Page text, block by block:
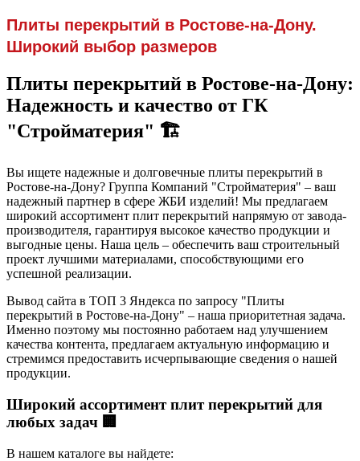
Плиты перекрытий в Ростове-на-Дону.
Широкий выбор размеров
Плиты перекрытий в Ростове-на-Дону:
Надежность и качество от ГК
"Стройматерия" 🏗️
Вы ищете надежные и долговечные плиты перекрытий в
Ростове-на-Дону? Группа Компаний "Стройматерия" – ваш
надежный партнер в сфере ЖБИ изделий! Мы предлагаем
широкий ассортимент плит перекрытий напрямую от завода-
производителя, гарантируя высокое качество продукции и
выгодные цены. Наша цель – обеспечить ваш строительный
проект лучшими материалами, способствующими его
успешной реализации.
Вывод сайта в ТОП 3 Яндекса по запросу "Плиты
перекрытий в Ростове-на-Дону" – наша приоритетная задача.
Именно поэтому мы постоянно работаем над улучшением
качества контента, предлагаем актуальную информацию и
стремимся предоставить исчерпывающие сведения о нашей
продукции.
Широкий ассортимент плит перекрытий для
любых задач 🏢
В нашем каталоге вы найдете: